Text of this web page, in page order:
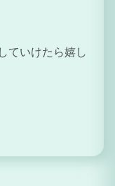
ていけたら嬉し